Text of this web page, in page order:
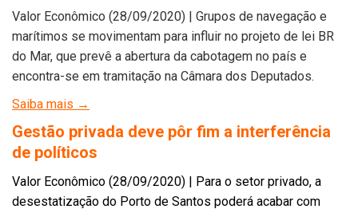
Valor Econômico (28/09/2020) | Grupos de navegação e
marítimos se movimentam para influir no projeto de lei BR
do Mar, que prevê a abertura da cabotagem no país e
encontra-se em tramitação na Câmara dos Deputados.
Saiba mais →
Gestão privada deve pôr fim a interferência
de políticos
Valor Econômico (28/09/2020) | Para o setor privado, a
desestatização do Porto de Santos poderá acabar com